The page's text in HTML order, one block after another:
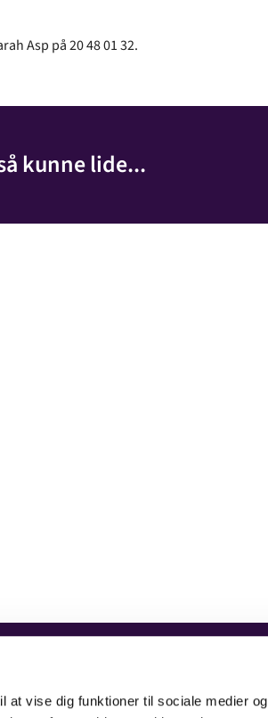
at vise dig funktioner til sociale medier og
Asp på 20 48 01 32.
kunne lide...